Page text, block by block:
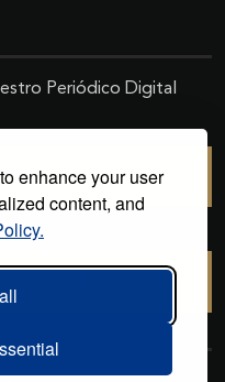
enhance your user
content, and
Periódico Digital